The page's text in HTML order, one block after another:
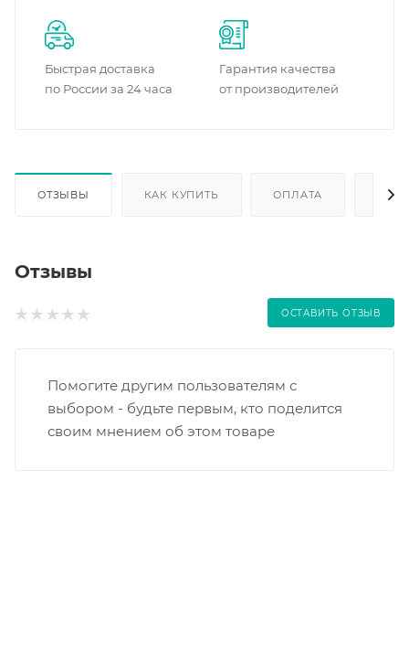
Быстрая доставка
по России за 24 часа
Гарантия качества
от производителей
ОТЗЫВЫ КАК КУПИТЬ ОПЛАТА
Отзывы
ОСТАВИТЬ ОТЗЫВ
Помогите другим пользователям с
выбором - будьте первым, кто поделится
своим мнением об этом товаре